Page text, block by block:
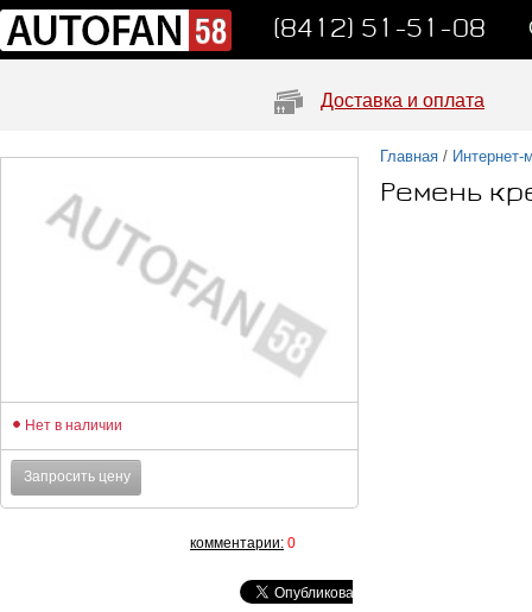
(8412) 51-51-08
Доставка и оплата
Главная / Интернет-
Ремень
Нет в наличии
Запросить цену
комментарии: 0